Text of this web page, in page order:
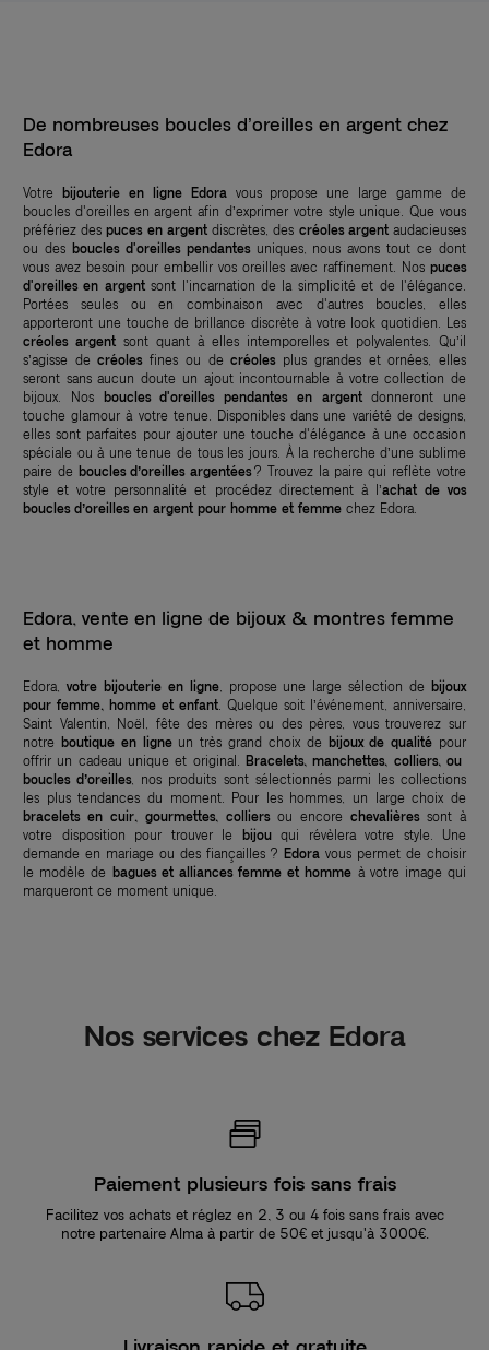
De nombreuses boucles d’oreilles en argent chez
Edora
Votre bijouterie en ligne Edora vous propose une large gamme de
boucles d'oreilles en argent afin d’exprimer votre style unique. Que vous
préfériez despuces en argentdiscrètes, des créoles argentaudacieuses
ou des boucles d'oreilles pendantesuniques, nous avons tout ce dont
vous avez besoin pour embellir vos oreilles avec raffinement. Nos puces
d'oreilles en argentsont l'incarnation de la simplicité et de l'élégance.
Portées seules ou en combinaison avec d'autres boucles, elles
apporteront une touche de brillance discrète à votre look quotidien. Les
créoles argent sont quant à elles intemporelles et polyvalentes. Qu’il
s’agisse decréolesfines ou decréolesplus grandes et ornées, elles
seront sans aucun doute un ajout incontournable à votre collection de
bijoux. Nos
boucles d'oreilles pendantes en argentdonneront une
touche glamour à votre tenue. Disponibles dans une variété de designs,
elles sont parfaites pour ajouter une touche d'élégance à une occasion
spéciale ou à une tenue de tous les jours. À la recherche d’une sublime
paire de boucles d’oreilles argentées? Trouvez la paire qui reflète votre
style et votre personnalité et procédez directement à l’achat de vos
boucles d’oreilles en argent pour homme et femme chez Edora.
Edora, vente en ligne de bijoux & montres femme
et homme
Edora, votre bijouterie en ligne, propose une large sélection de bijoux
pour femme, homme et enfant. Quelque soit l’événement, anniversaire,
Saint Valentin, Noël, fête des mères ou des pères, vous trouverez sur
notre boutique en ligneun très grand choix de bijoux de qualité pour
offrir un cadeau unique et original. Bracelets, manchettes, colliers, ou
boucles d’oreilles, nos produits sont sélectionnés parmi les collections
les plus tendances du moment. Pour les hommes, un large choix de
bracelets en cuir, gourmettes, colliersou encore chevalièressont à
votre disposition pour trouver le
bijouqui révèlera votre style. Une
demande en mariage ou des fiançailles ? Edora vous permet de choisir
le modèle de bagues et alliances femme et homme à votre image qui
marqueront ce moment unique.
Nos services chez Edora
Paiement plusieurs fois sans frais
Facilitez vos achats et réglez en 2, 3 ou 4 fois sans frais avec
notre partenaire Alma à partir de 50€ et jusqu'à 3000€.